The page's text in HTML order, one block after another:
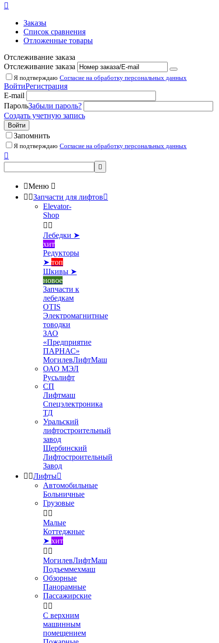

Заказы
Список сравнения
Отложенные товары
Отслеживание заказа
Отслеживание заказа
Я подтверждаю Согласие на обработку персональных данных
ВойтиРегистрация
E-mail
ПарольЗабыли пароль?
Создать учетную запись
Войти
Запомнить
Я подтверждаю Согласие на обработку персональных данных


Меню 
 Запчасти для лифтов
Elevator-
Shop
 
Лебедки ➤
хит
Редукторы
➤ топ
Шкивы ➤
новое
Запчасти к
лебедкам
OTIS
Электромагнитные
товодки
ЗАО
«Предприятие
ПАРНАС»
МогилевЛифтМаш
ОАО МЭЛ
Русьлифт
СП
Лифтмаш
Спецэлектроника
ТД
Уральский
лифтостроительный
завод
Щербинский
Лифтостроительный
Завод
 Лифты
Автомобильные
Больничные
Грузовые
 
Малые
Коттеджные
➤ хит
 
МогилевЛифтМаш
Подъеммехмаш
Обзорные
Панорамные
Пассажирские
 
С верхним
машинным
помещением